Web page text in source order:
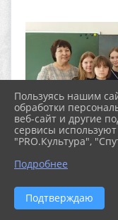
Пользуясь нашим
обработки
веб-сайт и другие
сервисы используют
"PRO.Культура",
Подробнее
Подтверждаю